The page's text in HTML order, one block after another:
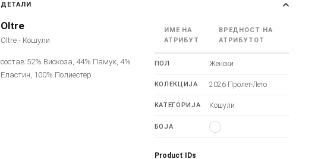
ДЕТАЛИ
Oltre
Oltre - Кошули
состав:52% Вискоза, 44% Памук, 4%
Еластин, 100% Полиестер
ИМЕ НА
АТРИБУТ
ВРЕДНОСТ НА
АТРИБУТОТ
ПОЛ Женски
КОЛЕКЦИЈА 2026 Пролет-Лето
КАТЕГОРИЈА Кошули
БОЈА
Product IDs